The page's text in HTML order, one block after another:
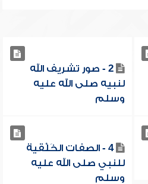
2 - صور تشريف الله
لنبيه صلى الله عليه
وسلم
4 - الصفات الخَلْقية
للنبي صلى الله عليه
وسلم